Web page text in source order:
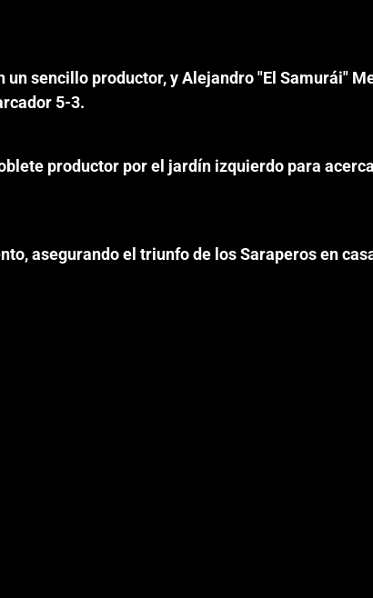
sencillo productor, y Alejandro "El Samurái"
5-3.
productor por el jardín izquierdo para
asegurando el triunfo de los Saraperos en